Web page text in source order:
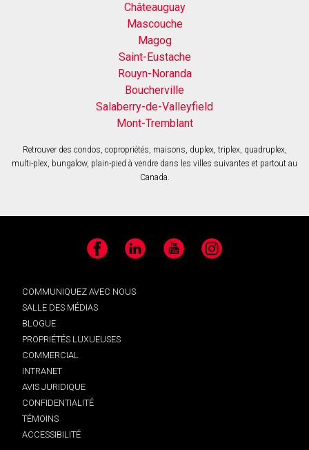
Châteauguay
Mascouche
Magog
Saint-Eustache
Rouyn-Noranda
Boucherville
Salaberry-de-Valleyfield
Mont-Tremblant
Retrouver des condos, copropriétés, maisons, duplex, triplex, quadruplex,
multi-plex, bungalow, plain-pied à vendre dans les villes suivantes et partout au
Canada.
Facebook LinkedIn YouTube Instagram
COMMUNIQUEZ AVEC NOUS
SALLE DES MÉDIAS
BLOGUE
PROPRIÉTÉS LUXUEUSES
COMMERCIAL
INTRANET
AVIS JURIDIQUE
CONFIDENTIALITÉ
TÉMOINS
ACCESSIBILITÉ